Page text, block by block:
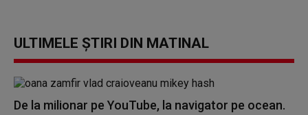
ULTIMELE ȘTIRI DIN MATINAL
De la milionar pe YouTube, la navigator pe ocean.